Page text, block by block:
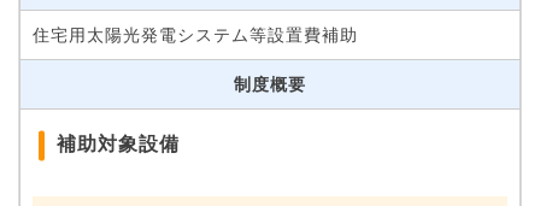
住宅用太陽光発電システム等設置費補助
制度概要
補助対象設備